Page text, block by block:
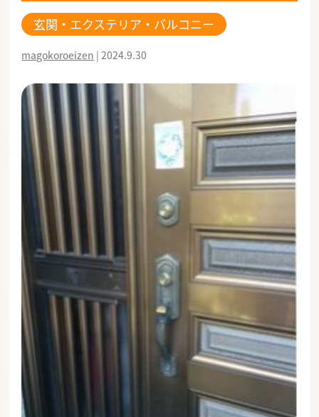
玄関・エクステリア・バルコニー
magokoroeizen |2024.9.30